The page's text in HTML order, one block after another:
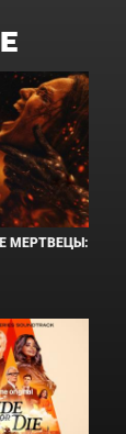
МЕРТВЕЦЫ: